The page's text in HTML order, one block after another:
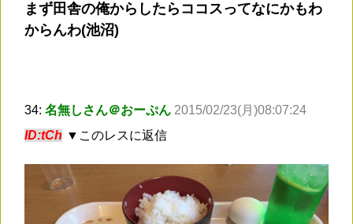
まず田舎の俺からしたらココスってなにかもわ
からんわ(池沼)
34: 名無しさん＠おーぷん 2015/02/23(月)08:07:24
ID:tCh ▼このレスに返信